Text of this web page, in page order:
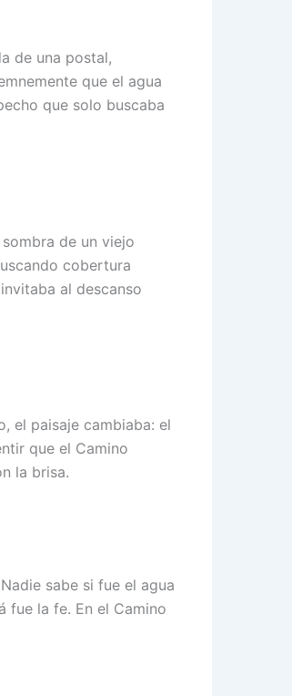
de una postal,
que el agua
que solo buscaba
de un viejo
cobertura
al descanso
el paisaje cambiaba: el
que el Camino
la brisa.
sabe si fue el agua
fue la fe. En el Camino